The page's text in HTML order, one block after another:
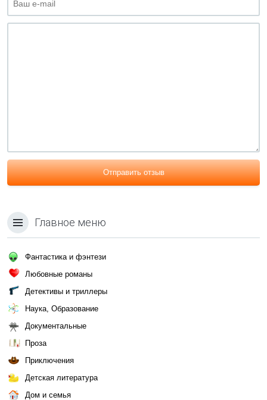
Отправить отзыв
Главное меню
Фантастика и фэнтези
Любовные романы
Детективы и триллеры
Наука, Образование
Документальные
Проза
Приключения
Детская литература
Дом и семья